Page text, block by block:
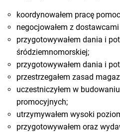
koordynowałem pracę
negocjowałem z
przygotowywałem dania i
śródziemnomorskiej;
przygotowywałem dania i
przestrzegałem zasad
uczestniczyłem w
promocyjnych;
utrzymywałem wysoki
przygotowywałem oraz